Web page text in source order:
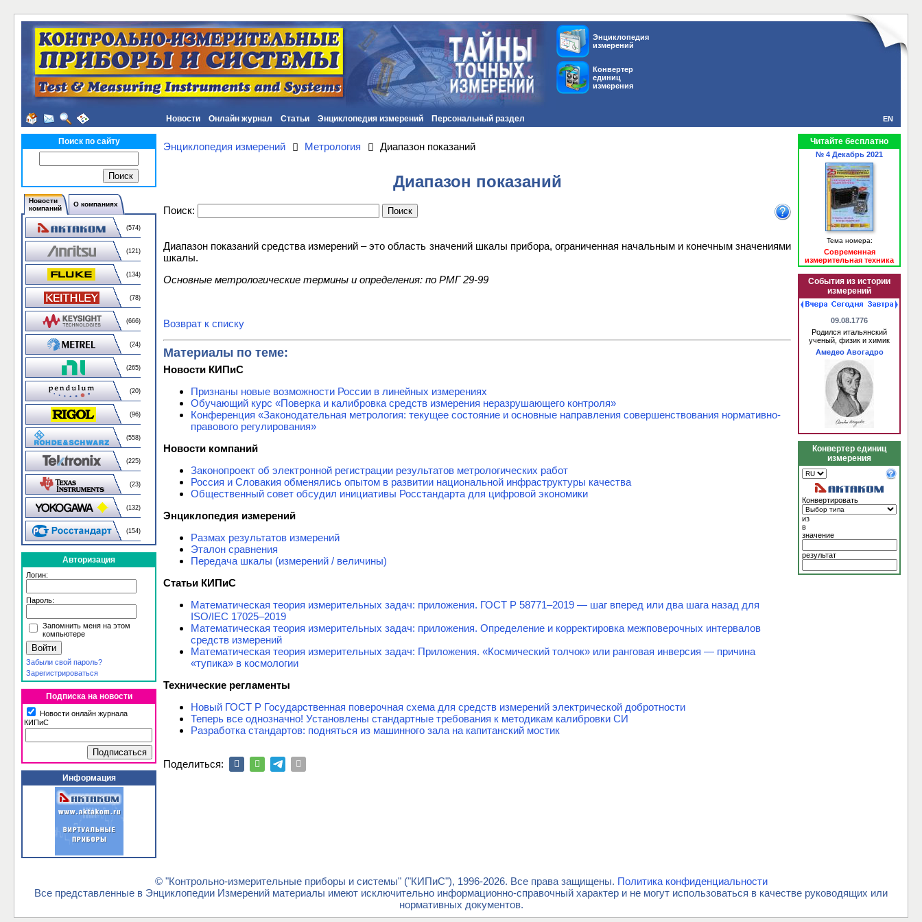
Энциклопедия
измерений
Конвертер
единиц
измерения
Новости Онлайн журнал Статьи Энциклопедия измерений Персональный раздел EN
Поиск по сайту
Новости
компаний
О компаниях
(574)
(121)
(134)
(78)
(666)
(24)
(265)
(20)
(96)
(558)
(225)
(23)
(132)
(154)
Авторизация
Логин:
Пароль:
Запомнить меня на этом
компьютере
Забыли свой пароль?
Зарегистрироваться
Подписка на новости
Новости онлайн журнала
КИПиС
Информация
Энциклопедия измерений Метрология Диапазон показаний
Диапазон показаний
Поиск:
Диапазон показаний средства измерений – это область значений шкалы прибора, ограниченная начальным и конечным значениями
шкалы.
Основные метрологические термины и определения: по РМГ 29-99
Возврат к списку
Материалы по теме:
Новости КИПиС
Признаны новые возможности России в линейных измерениях
Обучающий курс «Поверка и калибровка средств измерения неразрушающего контроля»
Конференция «Законодательная метрология: текущее состояние и основные направления совершенствования нормативно-
правового регулирования»
Новости компаний
Законопроект об электронной регистрации результатов метрологических работ
Россия и Словакия обменялись опытом в развитии национальной инфраструктуры качества
Общественный совет обсудил инициативы Росстандарта для цифровой экономики
Энциклопедия измерений
Размах результатов измерений
Эталон сравнения
Передача шкалы (измерений / величины)
Статьи КИПиС
Математическая теория измерительных задач: приложения. ГОСТ Р 58771–2019 — шаг вперед или два шага назад для
ISO/IEC 17025–2019
Математическая теория измерительных задач: приложения. Определение и корректировка межповерочных интервалов
средств измерений
Математическая теория измерительных задач: Приложения. «Космический толчок» или ранговая инверсия — причина
«тупика» в космологии
Технические регламенты
Новый ГОСТ Р Государственная поверочная схема для средств измерений электрической добротности
Теперь все однозначно! Установлены стандартные требования к методикам калибровки СИ
Разработка стандартов: подняться из машинного зала на капитанский мостик
Поделиться:
Читайте бесплатно
№ 4 Декабрь 2021
Тема номера:
Современная
измерительная техника
События из истории
измерений
09.08.1776
Родился итальянский
ученый, физик и химик
Амедео Авогадро
Конвертер единиц
измерения
Конвертировать
из
в
значение
результат
© "Контрольно-измерительные приборы и системы" ("КИПиС"), 1996-2026. Все права защищены. Политика конфиденциальности
Все представленные в Энциклопедии Измерений материалы имеют исключительно информационно-справочный характер и не могут использоваться в качестве руководящих или
нормативных документов.